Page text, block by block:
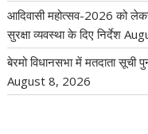
आदिवासी महोत्सव-2026 को लेकर
सुरक्षा व्यवस्था के दिए निर्देश
बेरमो विधानसभा में मतदाता सूची
August 8, 2026